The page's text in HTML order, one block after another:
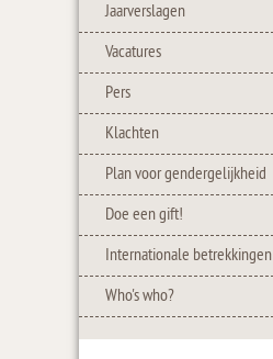
Jaarverslagen
Vacatures
Pers
Klachten
Plan voor gendergelijkheid
Doe een gift!
Internationale betrekkingen
Who's who?